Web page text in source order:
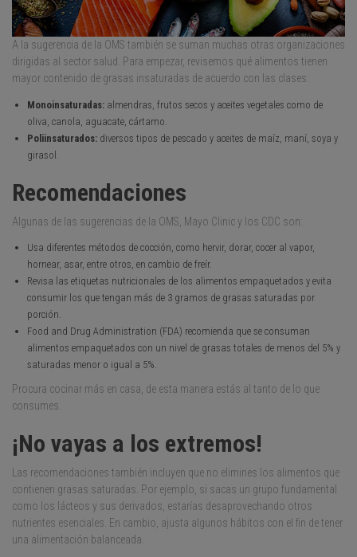
A la sugerencia de la OMS también se suman muchas otras organizaciones
dirigidas al sector salud. Para empezar, revisemos qué alimentos tienen
mayor contenido de grasas insaturadas de acuerdo con las clases:
Monoinsaturadas:almendras, frutos secos y aceites vegetales como de
oliva, canola, aguacate, cártamo.
Poliinsaturados:diversos tipos de pescado y aceites de maíz, maní, soya y
girasol.
Recomendaciones
Algunas de las sugerencias de la OMS, Mayo Clinic y los CDC son:
Usa diferentes métodos de cocción, como hervir, dorar, cocer al vapor,
hornear, asar, entre otros, en cambio de freír.
Revisa las etiquetas nutricionales de los alimentos empaquetados y evita
consumir los que tengan más de 3 gramos de grasas saturadas por
porción.
Food and Drug Administration (FDA) recomienda que se consuman
alimentos empaquetados con un nivel de grasas totales de menos del 5% y
saturadas menor o igual a 5%.
Procura cocinar más en casa, de esta manera estás al tanto de lo que
consumes.
¡No vayas a los extremos!
Las recomendaciones también incluyen que no elimines los alimentos que
contienen grasas saturadas. Por ejemplo, si sacas un grupo fundamental
como los lácteos y sus derivados, estarías desaprovechando otros
nutrientes esenciales. En cambio, ajusta algunos hábitos con el fin de tener
una alimentación balanceada.